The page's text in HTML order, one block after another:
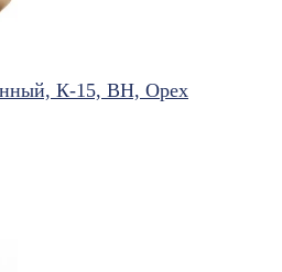
К-15, ВН, Орех